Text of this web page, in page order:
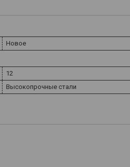
Новое
12
Высокопрочные стали